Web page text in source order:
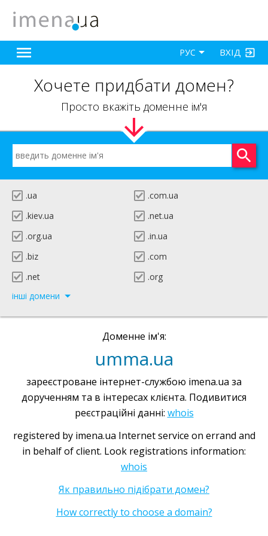
ВХІД
РУС
Хочете придбати домен?
Просто вкажіть доменне ім'я
.ua
.com.ua
.kiev.ua
.net.ua
.org.ua
.in.ua
.biz
.com
.net
.org
інші домени
Доменне ім'я:
umma.ua
зареєстроване інтернет-службою imena.ua за
дорученням та в інтересах клієнта. Подивитися
реєстраційні данні: whois
registered by imena.ua Internet service on errand and
in behalf of client. Look registrations information:
whois
Як правильно підібрати домен?
How correctly to choose a domain?